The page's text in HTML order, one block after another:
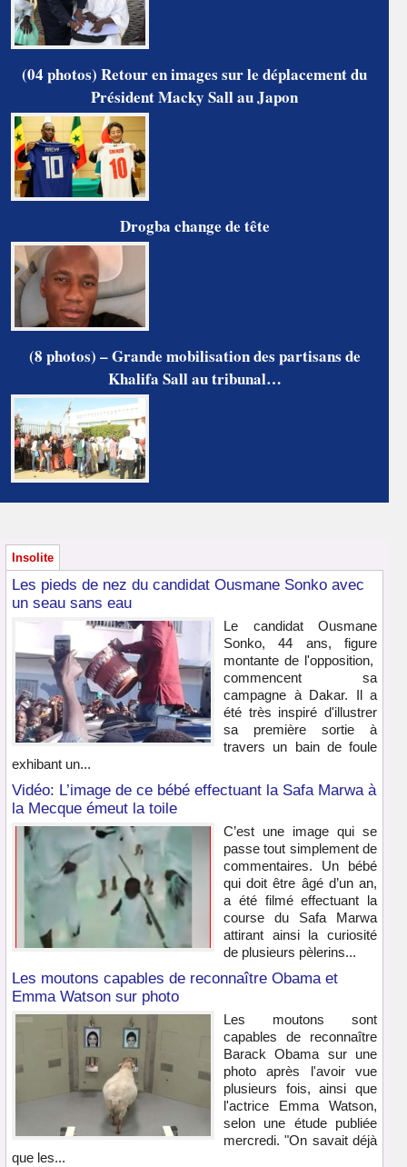
(04 photos) Retour en images sur le déplacement du
Président Macky Sall au Japon
Drogba change de tête
(8 photos) – Grande mobilisation des partisans de
Khalifa Sall au tribunal…
Insolite
Les pieds de nez du candidat Ousmane Sonko avec
un seau sans eau
Le candidat Ousmane
Sonko, 44 ans, figure
montante de l'opposition,
commencent sa
campagne à Dakar. Il a
été très inspiré d'illustrer
sa première sortie à
travers un bain de foule
exhibant un...
Vidéo: L’image de ce bébé effectuant la Safa Marwa à
la Mecque émeut la toile
C’est une image qui se
passe tout simplement de
commentaires. Un bébé
qui doit être âgé d’un an,
a été filmé effectuant la
course du Safa Marwa
attirant ainsi la curiosité
de plusieurs pèlerins...
Les moutons capables de reconnaître Obama et
Emma Watson sur photo
Les moutons sont
capables de reconnaître
Barack Obama sur une
photo après l'avoir vue
plusieurs fois, ainsi que
l'actrice Emma Watson,
selon une étude publiée
mercredi. "On savait déjà
que les...